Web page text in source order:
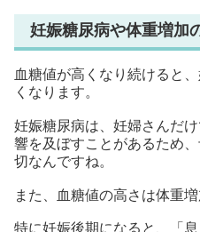
妊娠糖尿病や体重増加
血糖値が高くなり続けると
くなります。
妊娠糖尿病は、妊婦さんだ
響を及ぼすことがあるため
切なんですね。
また、血糖値の高さは体重
特に妊娠後期になると、「